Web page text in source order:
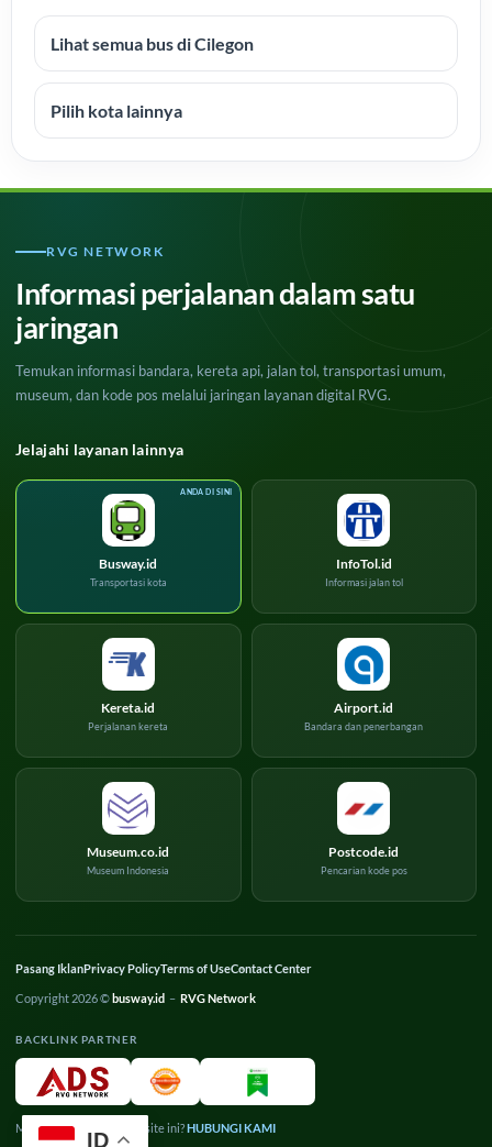
Lihat semua bus di Cilegon
Pilih kota lainnya
RVG NETWORK
Informasi perjalanan dalam satu
jaringan
Temukan informasi bandara, kereta api, jalan tol, transportasi umum,
museum, dan kode pos melalui jaringan layanan digital RVG.
Jelajahi layanan lainnya
Busway.id
Transportasi kota
InfoTol.id
Informasi jalan tol
Kereta.id
Perjalanan kereta
Airport.id
Bandara dan penerbangan
Museum.co.id
Museum Indonesia
Postcode.id
Pencarian kode pos
Pasang IklanPrivacy PolicyTerms of UseContact Center
Copyright 2026 ©busway.id – RVG Network
BACKLINK PARTNER
Mau pasang iklan di website ini?HUBUNGI KAMI
ID